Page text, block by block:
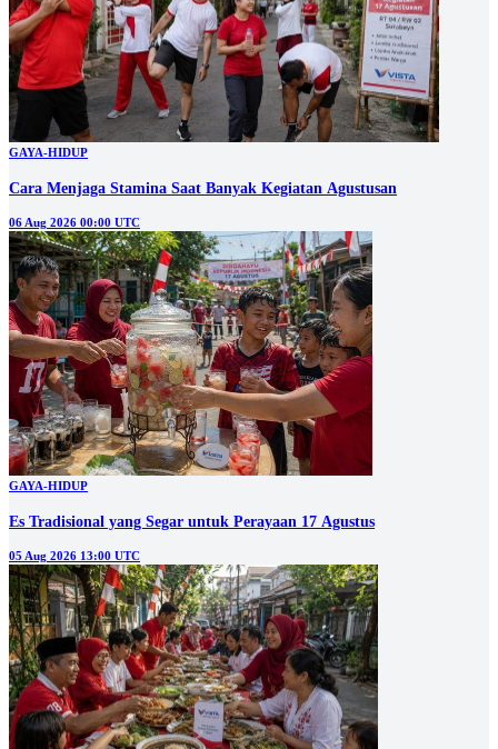
GAYA-HIDUP
Cara Menjaga Stamina Saat Banyak Kegiatan Agustusan
06 Aug 2026 00:00 UTC
GAYA-HIDUP
Es Tradisional yang Segar untuk Perayaan 17 Agustus
05 Aug 2026 13:00 UTC